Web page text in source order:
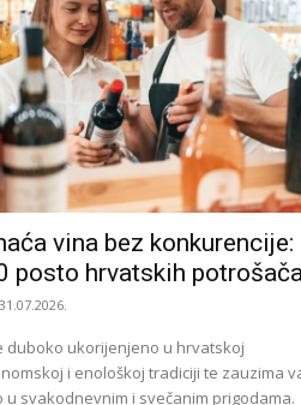
vina bez konkurencije:
posto hrvatskih
31.07.2026.
duboko ukorijenjeno u hrvatskoj
i enološkoj tradiciji te zauzima
u svakodnevnim i svečanim prigodama.